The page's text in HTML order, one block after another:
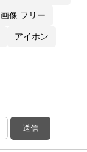
画像 フリー
アイホン
送信